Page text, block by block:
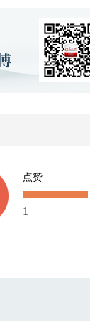
点赞
1